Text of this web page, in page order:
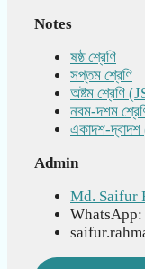
Notes
ষষ্ঠ শ্রেণি
সপ্তম শ্রেণি
অষ্টম শ্রেণি
নবম-দশম
একাদশ-
Admin
Md. Saifur
WhatsApp: